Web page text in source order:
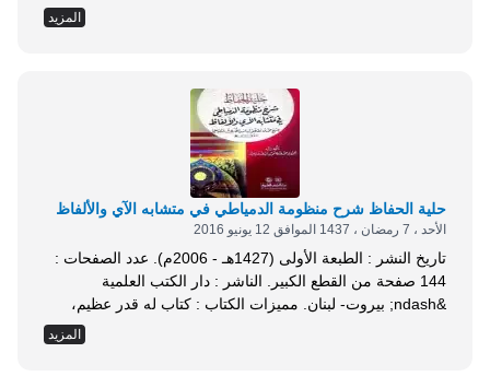
أخّاذة جذابة، لا يستطيع المرء مقاومة قراءتها، لجميل العبارة
وحسن الإشارة واختصار بروعة ومهارة. والعقيدة هي أصل الدين
المزيد
حلية الحفاظ شرح منظومة الدمياطي في متشابه الآي والألفاظ
الأحد ، 7 رمضان ، 1437 الموافق 12 يونيو 2016
تاريخ النشر : الطبعة الأولى (1427هـ - 2006م). عدد الصفحات :
144 صفحة من القطع الكبير. الناشر : دار الكتب العلمية
&ndash; بيروت- لبنان. مميزات الكتاب : كتاب له قدر عظيم،
الكتاب وتلك المنظومة، المؤلفة في علم متشابه القرآن، وهو علم
المزيد